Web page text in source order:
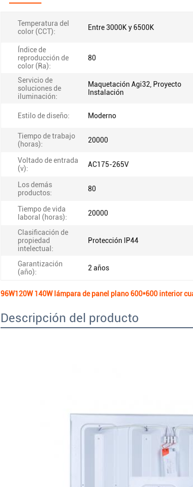
Temperatura del
color (CCT):
Entre 3000K y 6500K
Índice de
reproducción de
color (Ra):
80
Servicio de
soluciones de
iluminación:
Maquetación Agi32, Proyecto
Instalación
Estilo de diseño: Moderno
Tiempo de trabajo
(horas):
20000
Voltado de entrada
(v):
AC175-265V
Los demás
productos:
80
Tiempo de vida
laboral (horas):
20000
Clasificación de
propiedad
intelectual:
Protección IP44
Garantización
(año):
2 años
96W120W 140W lámpara de panel plano 600*600 interior
Descripción del producto